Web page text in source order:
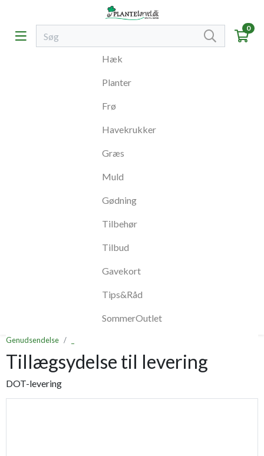
0
Hæk
Planter
Frø
Havekrukker
Græs
Muld
Gødning
Tilbehør
Tilbud
Gavekort
Tips&Råd
SommerOutlet
Genudsendelse
Tillægsydelse til levering
DOT-levering